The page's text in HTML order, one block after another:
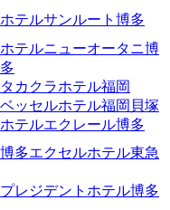
ホテルサンルート博多
ホテルニューオータニ博
多
タカクラホテル福岡
ベッセルホテル福岡貝塚
ホテルエクレール博多
博多エクセルホテル東急
プレジデントホテル博多